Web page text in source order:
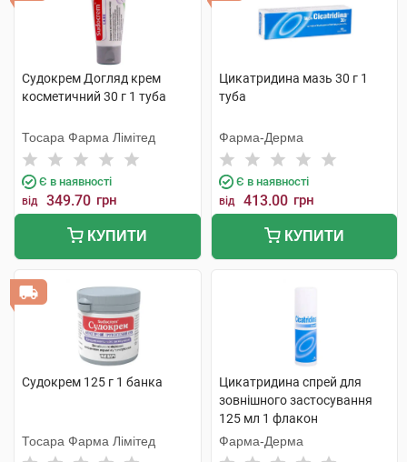
Судокрем Догляд крем
косметичний 30 г 1 туба
Тосара Фарма Лімітед
Є в наявності
від 349.70 грн
КУПИТИ
Цикатридина мазь 30 г 1
туба
Фарма-Дерма
Є в наявності
від 413.00 грн
КУПИТИ
Судокрем 125 г 1 банка
Тосара Фарма Лімітед
Цикатридина спрей для
зовнішного застосування
125 мл 1 флакон
Фарма-Дерма